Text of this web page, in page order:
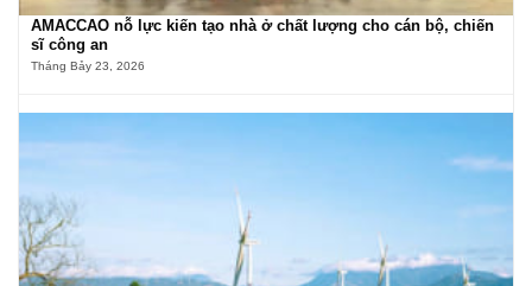
AMACCAO nỗ lực kiến tạo nhà ở chất lượng cho cán bộ, chiến
sĩ công an
Tháng Bảy 23, 2026